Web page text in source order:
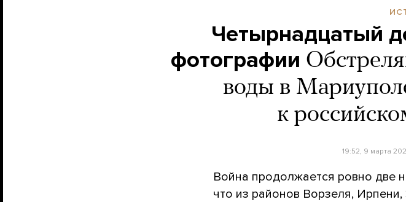
Четырнадцатый
фотографии
воды в
к
19:52, 9 марта
Война продолжается ровно две
что из районов Ворзеля,